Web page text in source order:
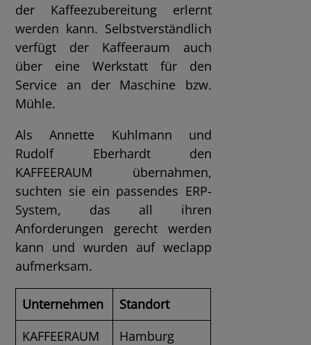
der Kaffeezubereitung erlernt
werden kann. Selbstverständlich
verfügt der Kaffeeraum auch
über eine Werkstatt für den
Service an der Maschine bzw.
Mühle.
Als Annette Kuhlmann und
Rudolf Eberhardt den
KAFFEERAUM übernahmen,
suchten sie ein passendes ERP-
System, das all ihren
Anforderungen gerecht werden
kann und wurden auf weclapp
aufmerksam.
Unternehmen
Standort
KAFFEERAUM
Hamburg